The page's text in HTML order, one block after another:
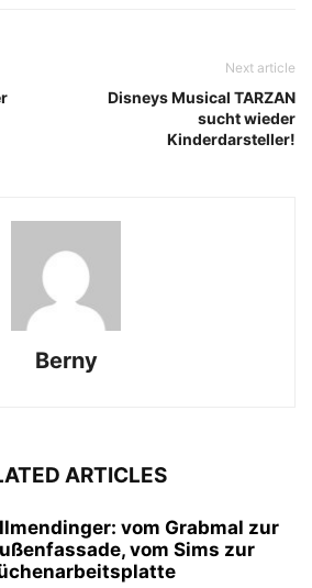
Next article
Disneys Musical TARZAN
sucht wieder
Kinderdarsteller!
Berny
ARTICLES
vom Grabmal zur
vom Sims zur